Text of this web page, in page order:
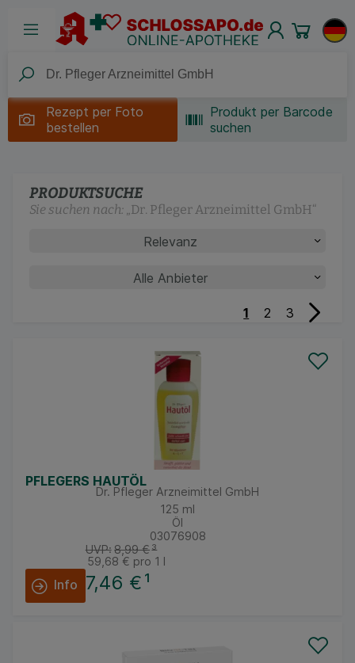
Rezept per Foto
bestellen
Produkt per Barcode
suchen
PRODUKTSUCHE
Sie suchen nach: „Dr. Pfleger Arzneimittel GmbH“
1 2 3 Nächste
PFLEGERS HAUTÖL
Dr. Pfleger Arzneimittel GmbH
125 ml
Öl
03076908
Info 7,46 €¹
UVP: 8,99 €³
59,68 € pro 1 l